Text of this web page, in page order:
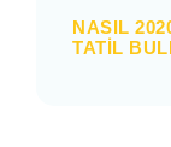
NASIL
TATIL